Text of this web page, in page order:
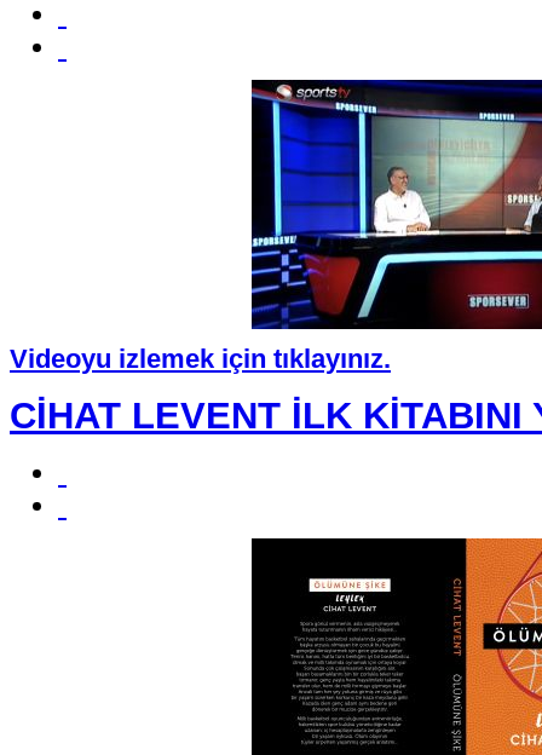
Videoyu izlemek için tıklayınız.
CİHAT LEVENT İLK KİTABINI